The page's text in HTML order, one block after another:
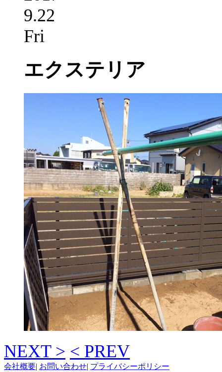
9.22
Fri
エクステリア
NEXT > < PREV
会社概要| お問い合わせ| プライバシーポリシー